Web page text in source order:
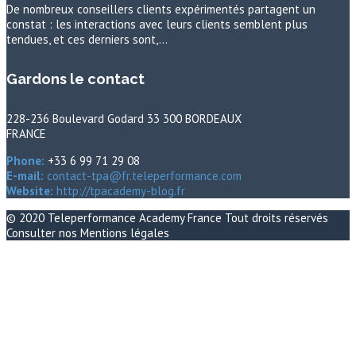
De nombreux conseillers clients expérimentés partagent un
constat : les interactions avec leurs clients semblent plus
tendues, et ces derniers sont,…
Gardons le contact
228-236 Boulevard Godard 33 300 BORDEAUX
FRANCE
Phone: +33 6 99 71 29 08
E-mail: contact-tpa@fr.teleperformance.com
Website: http://tpacademy-blog.fr
© 2020 Teleperformance Academy France Tout droits réservés
Consulter nos Mentions légales